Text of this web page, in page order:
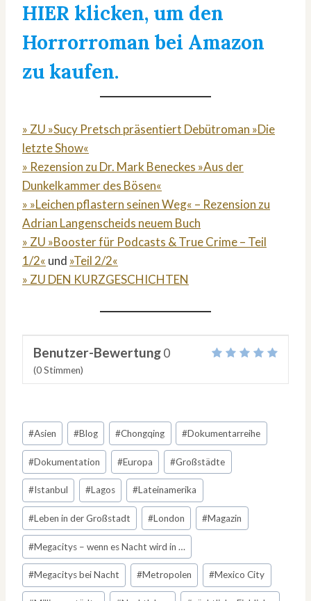
HIER klicken, um den
Horrorroman bei Amazon
zu kaufen.
» ZU »Sucy Pretsch präsentiert Debütroman »Die
letzte Show«
» Rezension zu Dr. Mark Beneckes »Aus der
Dunkelkammer des Bösen«
» »Leichen pflastern seinen Weg« – Rezension zu
Adrian Langenscheids neuem Buch
» ZU »Booster für Podcasts & True Crime – Teil
1/2« und »Teil 2/2«
» ZU DEN KURZGESCHICHTEN
Benutzer-Bewertung0
(0Stimmen)
Schlagworte:
#Asien #Blog #Chongqing #Dokumentarreihe
#Dokumentation #Europa #Großstädte
#Istanbul #Lagos #Lateinamerika
#Leben in der Großstadt #London #Magazin
#Megacitys – wenn es Nacht wird in …
#Megacitys bei Nacht #Metropolen #Mexico City